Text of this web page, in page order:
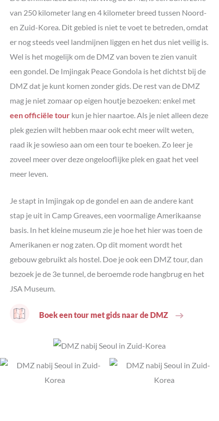
van 250 kilometer lang en 4 kilometer breed tussen Noord-
en Zuid-Korea. Dit gebied is niet te voet te betreden, omdat
er nog steeds veel landmijnen liggen en het dus niet veilig is.
Wel is het mogelijk om de DMZ van boven te zien vanuit
een gondel. De Imjingak Peace Gondola is het dichtst bij de
DMZ dat je kunt komen zonder gids. De rest van de DMZ
mag je niet zomaar op eigen houtje bezoeken: enkel met
een officiële tour kun je hier naartoe. Als je niet alleen deze
plek gezien wilt hebben maar ook echt meer wilt weten,
raad ik je sowieso aan om een tour te boeken. Zo leer je
zoveel meer over deze ongelooflijke plek en gaat het veel
meer leven.
Je stapt in Imjingak op de gondel en aan de andere kant
stap je uit in Camp Greaves, een voormalige Amerikaanse
basis. In het kleine museum zie je hoe het hier was toen de
Amerikanen er nog zaten. Op dit moment wordt het
gebouw gebruikt als hostel. Doe je ook een DMZ tour, dan
bezoek je de 3e tunnel, de beroemde rode hangbrug en het
JSA Museum.
Boek een tour met gids naar de DMZ